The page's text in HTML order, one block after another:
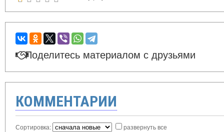
Поделитесь материалом с друзьями
КОММЕНТАРИИ
Сортировка: развернуть все